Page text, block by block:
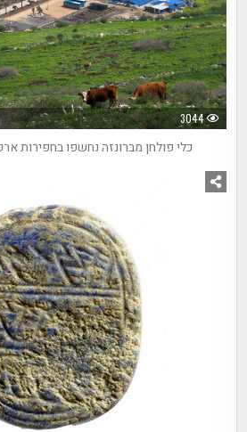
3044
כלי פולחן מברונזה נחשפו בחפירות